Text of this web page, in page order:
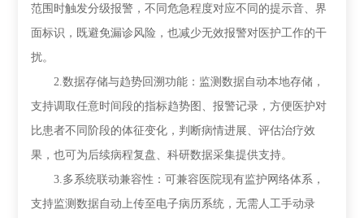
范围时触发分级报警，不同危急程度对应不同的提示音、界
面标识，既避免漏诊风险，也减少无效报警对医护工作的干
扰。
2.数据存储与趋势回溯功能：监测数据自动本地存储，
支持调取任意时间段的指标趋势图、报警记录，方便医护对
比患者不同阶段的体征变化，判断病情进展、评估治疗效
果，也可为后续病程复盘、科研数据采集提供支持。
3.多系统联动兼容性：可兼容医院现有监护网络体系，
支持监测数据自动上传至电子病历系统，无需人工手动录